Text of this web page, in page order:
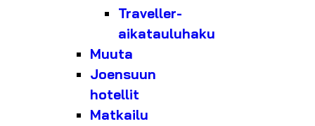
Traveller-
aikatauluhaku
Muuta
Joensuun
hotellit
Matkailu